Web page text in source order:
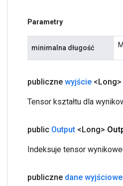
Parametry
minimalna długość
publiczne wyjście <Long>
Tensor kształtu dla
public Output <Long>
Indeksuje tensor
publiczne dane wyjściowe